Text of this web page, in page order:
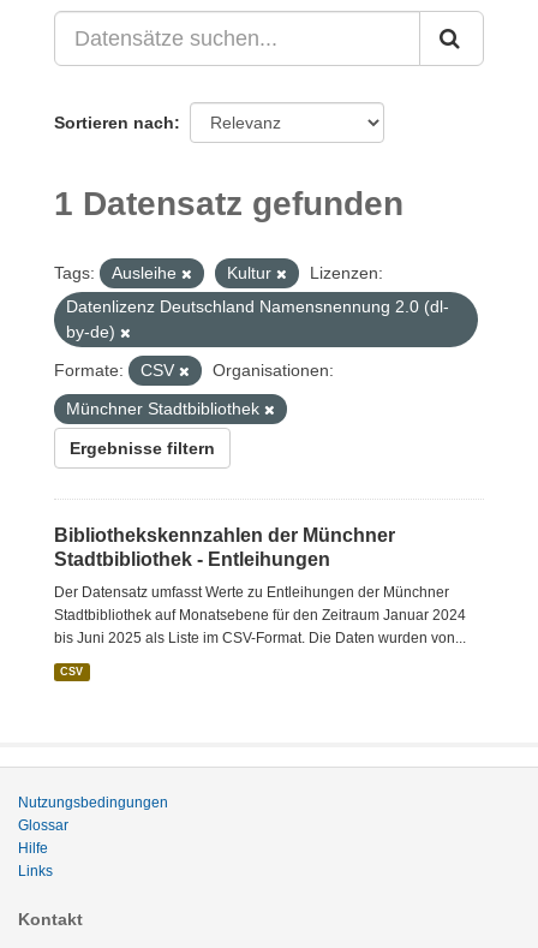
Sortieren nach
1 Datensatz gefunden
Tags: Ausleihe Kultur
Lizenzen:
Datenlizenz Deutschland Namensnennung 2.0 (dl-
by-de)
Formate:
CSV
Organisationen:
Münchner Stadtbibliothek
Ergebnisse filtern
Bibliothekskennzahlen der Münchner
Stadtbibliothek - Entleihungen
Der Datensatz umfasst Werte zu Entleihungen der Münchner
Stadtbibliothek auf Monatsebene für den Zeitraum Januar 2024
bis Juni 2025 als Liste im CSV-Format. Die Daten wurden von...
CSV
Nutzungsbedingungen
Glossar
Hilfe
Links
Kontakt